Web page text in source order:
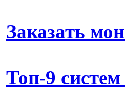
Заказать
Топ-9